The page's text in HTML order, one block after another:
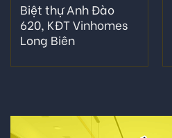
Biệt thự Anh Đào
620, KĐT Vinhomes
Long Biên